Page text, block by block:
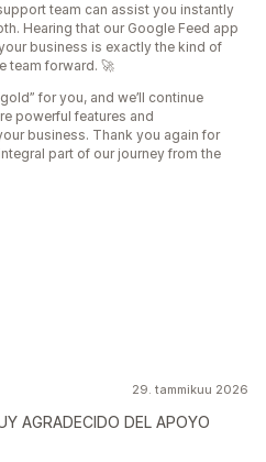
team can assist you instantly
Hearing that our Google Feed app
business is exactly the kind of
team forward. 🚀
for you, and we’ll continue
powerful features and
business. Thank you again for
part of our journey from the
29. tammikuu 2026
AGRADECIDO DEL APOYO